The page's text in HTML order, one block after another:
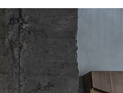
로그인
로그인